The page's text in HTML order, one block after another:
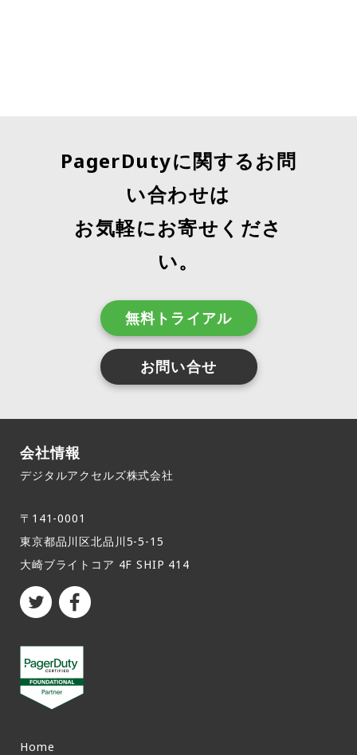
PagerDutyに関するお問
い合わせは
お気軽にお寄せくださ
い。
無料トライアル
お問い合せ
会社情報
デジタルアクセルズ株式会社
〒141-0001
東京都品川区北品川5-5-15​
大崎ブライトコア 4F SHIP 414
Home